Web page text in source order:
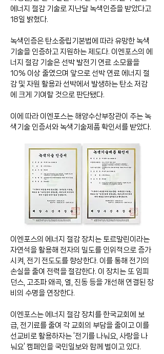
에너지 절감 기술로 지난달 녹색인증을 받았다고
18일 밝혔다.
녹색인증은 탄소중립기본법에 따라 유망한 녹색
기술을 인증하고 지원하는 제도다. 이엔포스의 에
너지 절감 기술은 선박 발전기 연료 소모율을
10% 이상 줄였으며 앞으로 선박 연료 에너지 절
감 및 자원 활용과 선박에서 발생하는 탄소 저감
에 크게 기여할 것으로 판단됐다.
이에 따라 이엔포스는 해양수산부장관이 주는 녹
색기술 인증서와 녹색기술제품 확인서를 받았다.
이엔포스의 에너지 절감 장치는 토르말린이라는
자연석을 활용해 전자의 밀도를 인위적으로 증가
시켜, 전기 전도도를 향상한다. 이를 통해 전기의
손실을 줄여 전력을 절감한다. 이 장치는 또 임피
던스, 고조파 왜곡, 열, 진동 등을 개선해 연결된 장
비의 수명을 연장한다.
이엔포스는 에너지 절감 장치를 한국교회에 보
급, 전기료를 줄여 각 교회의 부담을 줄이고 이를
선교비로 활용하자는 ‘전기를 나눠요, 사랑을 나
눠요’ 캠페인을 국민일보와 함께 벌이고 있다.